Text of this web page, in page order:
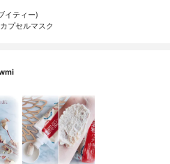
イティー)
プセルマスク